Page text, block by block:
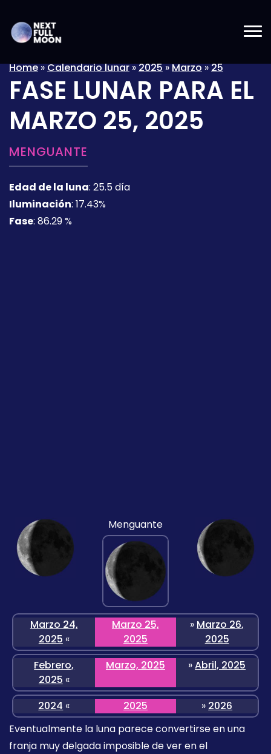
Home»Calendario lunar»2025»Marzo»25
FASE LUNAR PARA EL
MARZO 25, 2025
MENGUANTE
Edad de la luna: 25.5 día
Iluminación: 17.43%
Fase: 86.29 %
Menguante
Marzo 24,
2025 «
Marzo 25,
2025
» Marzo 26,
2025
Febrero,
2025 «
Marzo, 2025 »Abril, 2025
2024 « 2025 » 2026
Eventualmente la luna parece convertirse en una
franja muy delgada imposible de ver en el